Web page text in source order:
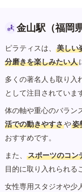
金山駅（福岡
ピラティスは、 美しい
分磨きを楽しみたい人
多くの著名人も取り入
として注目されていま
体の軸や重心のバラン
活での動きやすさや姿
おすすめです。
また、
スポーツのコン
目的に取り入れられる
女性専用スタジオや少